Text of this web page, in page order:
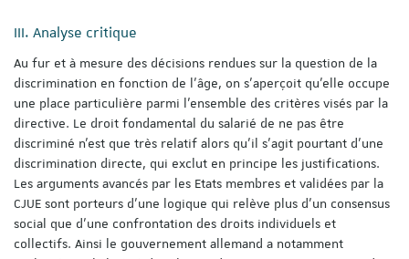
III. Analyse critique
Au fur et à mesure des décisions rendues sur la question de la
discrimination en fonction de l'âge, on s'aperçoit qu'elle occupe
une place particulière parmi l'ensemble des critères visés par la
directive. Le droit fondamental du salarié de ne pas être
discriminé n'est que très relatif alors qu'il s'agit pourtant d'une
discrimination directe, qui exclut en principe les justifications.
Les arguments avancés par les Etats membres et validées par la
CJUE sont porteurs d'une logique qui relève plus d'un consensus
social que d'une confrontation des droits individuels et
collectifs. Ainsi le gouvernement allemand a notamment